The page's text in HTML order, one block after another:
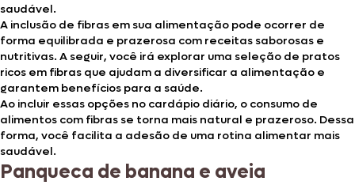
saudável.
A inclusão de fibras em sua alimentação pode ocorrer de
forma equilibrada e prazerosa com receitas saborosas e
nutritivas. A seguir, você irá explorar uma seleção de pratos
ricos em fibras que ajudam a diversificar a alimentação e
garantem benefícios para a saúde.
Ao incluir essas opções no cardápio diário, o consumo de
alimentos com fibras se torna mais natural e prazeroso. Dessa
forma, você facilita a adesão de uma rotina alimentar mais
saudável.
Panqueca de banana e aveia